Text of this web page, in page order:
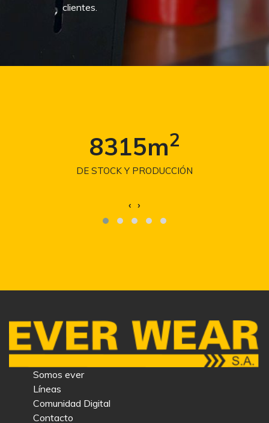
clientes.
8459m2
DE STOCK Y PRODUCCIÓN
‹ ›
Somos ever
Líneas
Comunidad Digital
Contacto